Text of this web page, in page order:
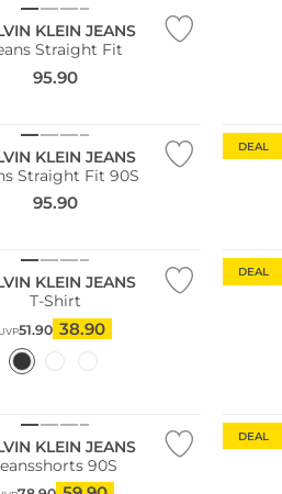
KLEIN JEANS
Straight Fit
95.90
KLEIN JEANS
Straight Fit 90S
95.90
DEAL
KLEIN JEANS
T-Shirt
UVP51.90 38.90
DEAL
KLEIN JEANS
90S
DEAL